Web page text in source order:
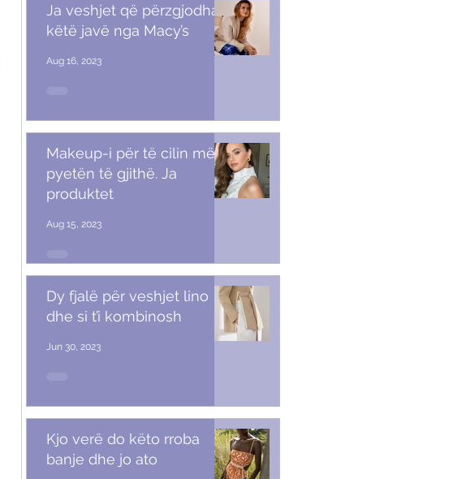
Ja veshjet që përzgjodha
këtë javë nga Macy’s
Aug 16, 2023
Makeup-i për të cilin më
pyetën të gjithë. Ja
produktet
Aug 15, 2023
Dy fjalë për veshjet lino
dhe si t’i kombinosh
Jun 30, 2023
Kjo verë do këto rroba
banje dhe jo ato